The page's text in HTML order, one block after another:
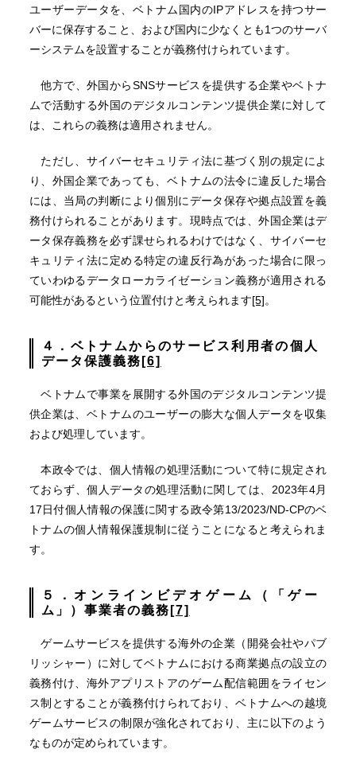
ユーザーデータを、ベトナム国内のIPアドレスを持つサー
バーに保存すること、および国内に少なくとも1つのサーバ
ーシステムを設置することが義務付けられています。
他方で、外国からSNSサービスを提供する企業やベトナ
ムで活動する外国のデジタルコンテンツ提供企業に対して
は、これらの義務は適用されません。
ただし、サイバーセキュリティ法に基づく別の規定によ
り、外国企業であっても、ベトナムの法令に違反した場合
には、当局の判断により個別にデータ保存や拠点設置を義
務付けられることがあります。現時点では、外国企業はデ
ータ保存義務を必ず課せられるわけではなく、サイバーセ
キュリティ法に定める特定の違反行為があった場合に限っ
ていわゆるデータローカライゼーション義務が適用される
可能性があるという位置付けと考えられます[5]。
４．ベトナムからのサービス利用者の個人
データ保護義務 [6]
ベトナムで事業を展開する外国のデジタルコンテンツ提
供企業は、ベトナムのユーザーの膨大な個人データを収集
および処理しています。
本政令では、個人情報の処理活動について特に規定され
ておらず、個人データの処理活動に関しては、2023年4月
17日付個人情報の保護に関する政令第13/2023/ND-CPのベ
トナムの個人情報保護規制に従うことになると考えられま
す。
５．オンラインビデオゲーム（「ゲー
ム」）事業者の義務 [7]
ゲームサービスを提供する海外の企業（開発会社やパブ
リッシャー）に対してベトナムにおける商業拠点の設立の
義務付け、海外アプリストアのゲーム配信範囲をライセン
ス制とすることが義務付けられており、ベトナムへの越境
ゲームサービスの制限が強化されており、主に以下のよう
なものが定められています。